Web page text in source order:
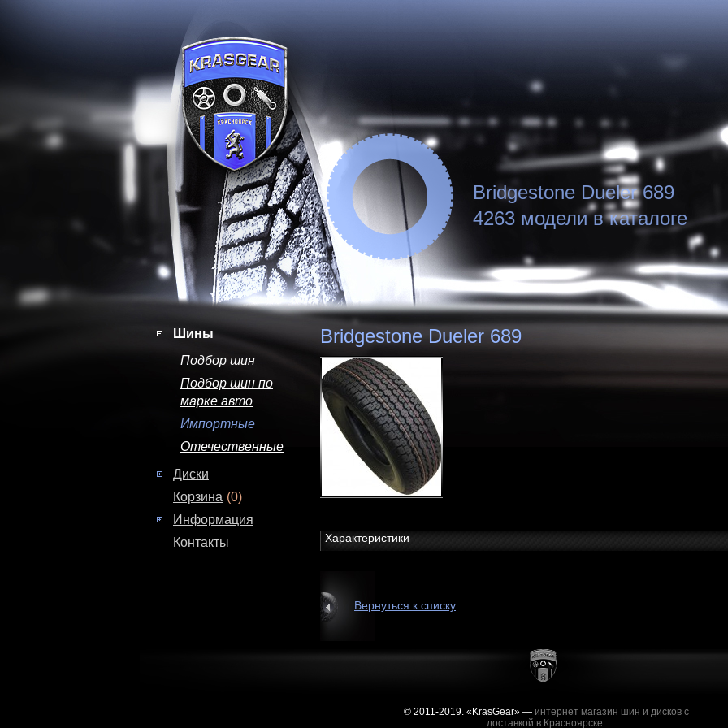
Bridgestone Dueler 689
4263 модели в каталоге
Шины
Подбор шин
Подбор шин по
марке авто
Импортные
Отечественные
Диски
Корзина (0)
Информация
Контакты
Bridgestone Dueler 689
Характеристики
Вернуться к списку
© 2011-2019. «KrasGear» — интернет магазин шин и дисков с
доставкой в Красноярске.